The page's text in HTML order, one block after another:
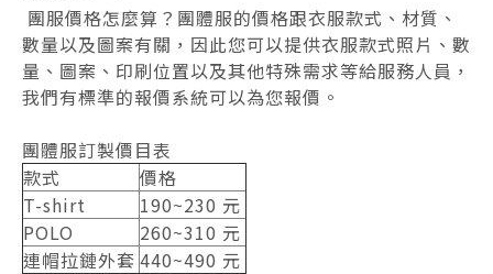
團服價格怎麼算？團體服的價格跟衣服款式、材質、
數量以及圖案有關，因此您可以提供衣服款式照片、數
量、圖案、印刷位置以及其他特殊需求等給服務人員，
我們有標準的報價系統可以為您報價。
團體服訂製價目表
款式
價格
T-shirt
190~230 元
POLO
260~310 元
連帽拉鏈外套 440~490 元